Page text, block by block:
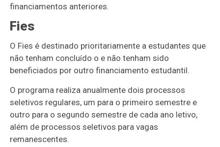
financiamentos anteriores.
Fies
O Fies é destinado prioritariamente a estudantes que
não tenham concluído o e não tenham sido
beneficiados por outro financiamento estudantil.
O programa realiza anualmente dois processos
seletivos regulares, um para o primeiro semestre e
outro para o segundo semestre de cada ano letivo,
além de processos seletivos para vagas
remanescentes.